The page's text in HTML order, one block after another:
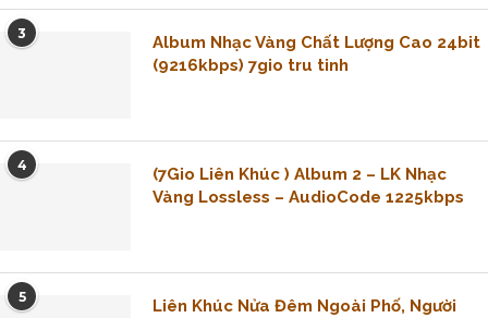
3
Album Nhạc Vàng Chất Lượng Cao 24bit
(9216kbps) 7gio tru tinh
4
(7Gio Liên Khúc ) Album 2 – LK Nhạc
Vàng Lossless – AudioCode 1225kbps
5 Liên Khúc Nửa Đêm Ngoài Phố, Người